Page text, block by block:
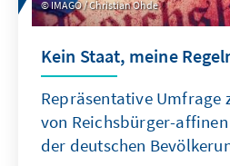
IMAGO / Christian Ohde
Kein Staat, meine
Repräsentative Umfrage
von Reichsbürger-
der deutschen